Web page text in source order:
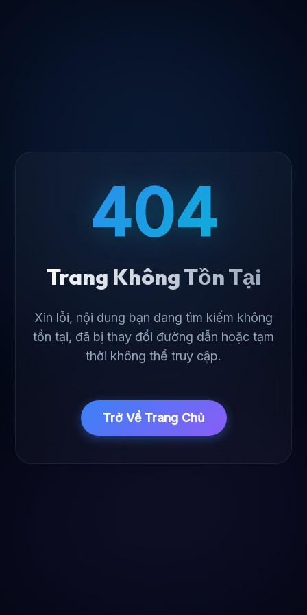
404
Trang Không Tồn Tại
Xin lỗi, nội dung bạn đang tìm kiếm không
tồn tại, đã bị thay đổi đường dẫn hoặc tạm
thời không thể truy cập.
Trở Về Trang Chủ